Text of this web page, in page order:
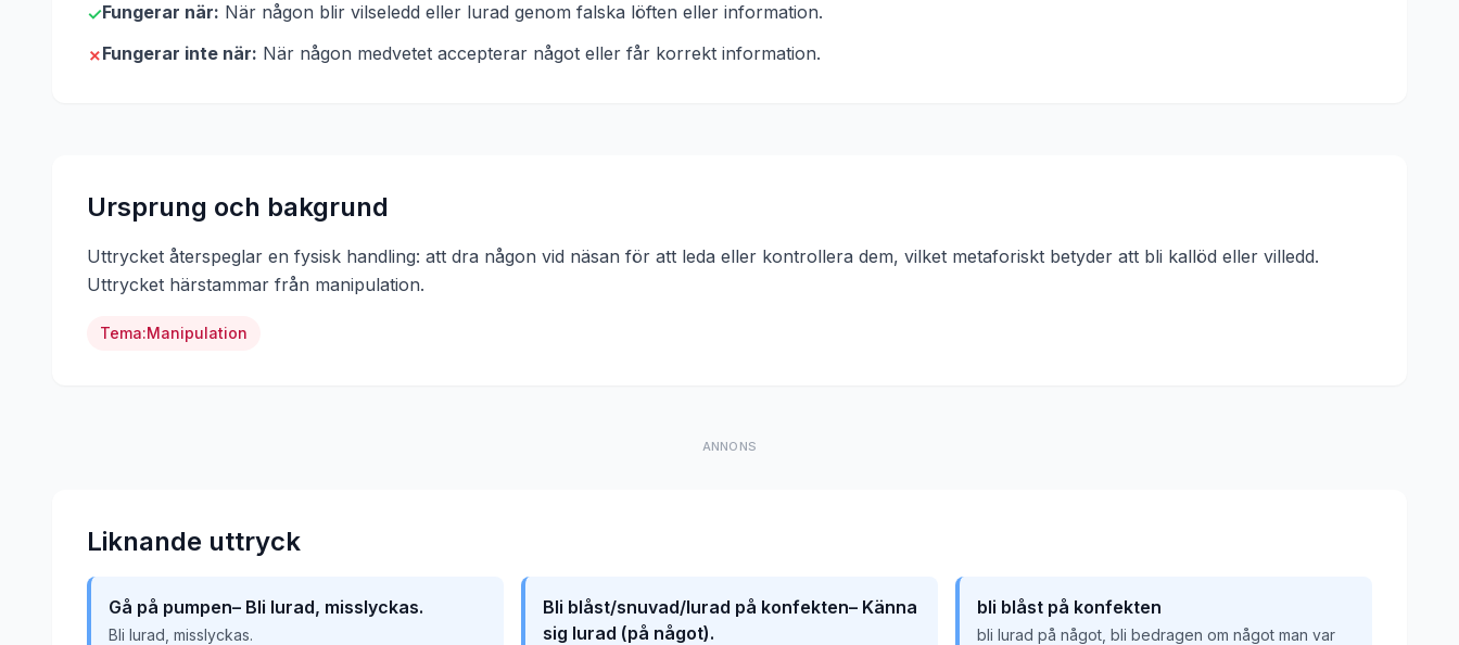
✓Fungerar när: När någon blir vilseledd eller lurad genom falska löften eller information.
✗Fungerar inte när: När någon medvetet accepterar något eller får korrekt information.
Ursprung och bakgrund
Uttrycket återspeglar en fysisk handling: att dra någon vid näsan för att leda eller kontrollera dem, vilket metaforiskt betyder att bli kallöd eller villedd.
Uttrycket härstammar från manipulation.
Tema:Manipulation
ANNONS
Liknande uttryck
Gå på pumpen– Bli lurad, misslyckas.
Bli lurad, misslyckas.
Bli blåst/snuvad/lurad på konfekten– Känna
sig lurad (på något).
bli blåst på konfekten
bli lurad på något, bli bedragen om något man var